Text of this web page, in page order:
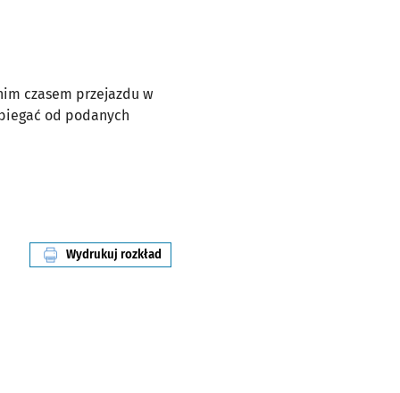
czasem przejazdu w
od podanych
Wydrukuj rozkład
linii nr 133